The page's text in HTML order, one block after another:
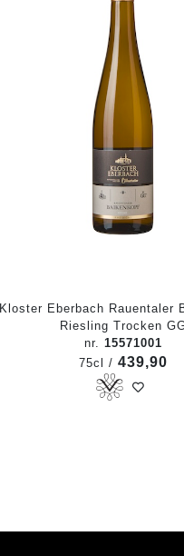
Kloster Eberbach Rauentaler
Riesling Trocken
nr. 15571001
75cl / 439,90